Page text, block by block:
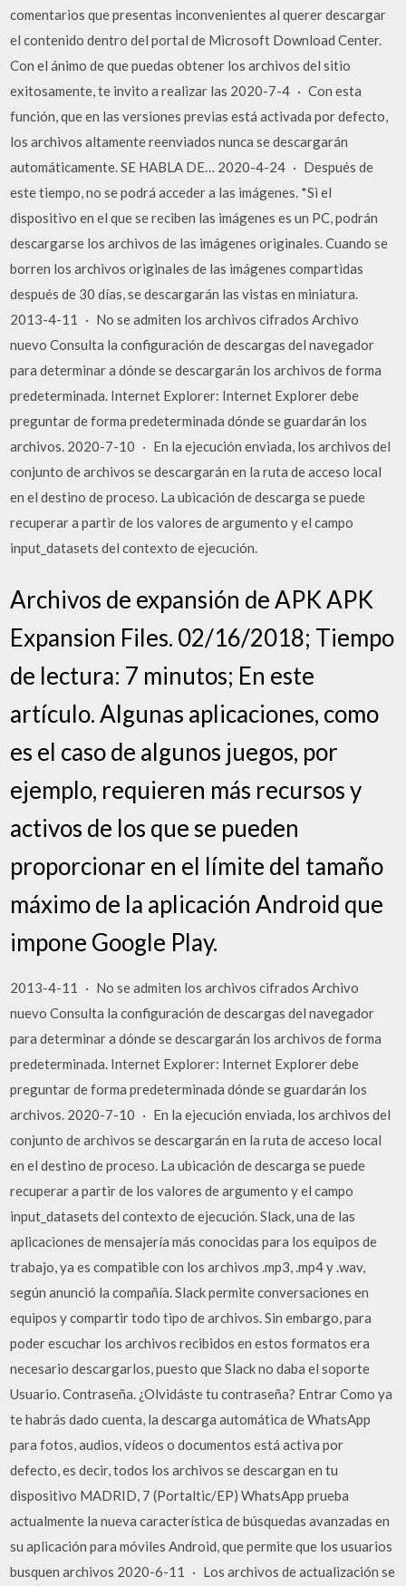
comentarios que presentas inconvenientes al querer descargar
el contenido dentro del portal de Microsoft Download Center.
Con el ánimo de que puedas obtener los archivos del sitio
exitosamente, te invito a realizar las 2020-7-4 · Con esta
función, que en las versiones previas está activada por defecto,
los archivos altamente reenviados nunca se descargarán
automáticamente. SE HABLA DE… 2020-4-24 · Después de
este tiempo, no se podrá acceder a las imágenes. *Si el
dispositivo en el que se reciben las imágenes es un PC, podrán
descargarse los archivos de las imágenes originales. Cuando se
borren los archivos originales de las imágenes compartidas
después de 30 días, se descargarán las vistas en miniatura.
2013-4-11 · No se admiten los archivos cifrados Archivo
nuevo Consulta la configuración de descargas del navegador
para determinar a dónde se descargarán los archivos de forma
predeterminada. Internet Explorer: Internet Explorer debe
preguntar de forma predeterminada dónde se guardarán los
archivos. 2020-7-10 · En la ejecución enviada, los archivos del
conjunto de archivos se descargarán en la ruta de acceso local
en el destino de proceso. La ubicación de descarga se puede
recuperar a partir de los valores de argumento y el campo
input_datasets del contexto de ejecución.
Archivos de expansión de APK APK
Expansion Files. 02/16/2018; Tiempo
de lectura: 7 minutos; En este
artículo. Algunas aplicaciones, como
es el caso de algunos juegos, por
ejemplo, requieren más recursos y
activos de los que se pueden
proporcionar en el límite del tamaño
máximo de la aplicación Android que
impone Google Play.
2013-4-11 · No se admiten los archivos cifrados Archivo
nuevo Consulta la configuración de descargas del navegador
para determinar a dónde se descargarán los archivos de forma
predeterminada. Internet Explorer: Internet Explorer debe
preguntar de forma predeterminada dónde se guardarán los
archivos. 2020-7-10 · En la ejecución enviada, los archivos del
conjunto de archivos se descargarán en la ruta de acceso local
en el destino de proceso. La ubicación de descarga se puede
recuperar a partir de los valores de argumento y el campo
input_datasets del contexto de ejecución. Slack, una de las
aplicaciones de mensajería más conocidas para los equipos de
trabajo, ya es compatible con los archivos .mp3, .mp4 y .wav,
según anunció la compañía. Slack permite conversaciones en
equipos y compartir todo tipo de archivos. Sin embargo, para
poder escuchar los archivos recibidos en estos formatos era
necesario descargarlos, puesto que Slack no daba el soporte
Usuario. Contraseña. ¿Olvidáste tu contraseña? Entrar Como ya
te habrás dado cuenta, la descarga automática de WhatsApp
para fotos, audios, vídeos o documentos está activa por
defecto, es decir, todos los archivos se descargan en tu
dispositivo MADRID, 7 (Portaltic/EP) WhatsApp prueba
actualmente la nueva característica de búsquedas avanzadas en
su aplicación para móviles Android, que permite que los usuarios
busquen archivos 2020-6-11 · Los archivos de actualización se